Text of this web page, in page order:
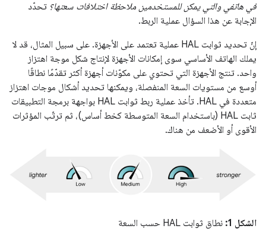
في هاتفي والتي يمكن للمستخدمين ملاحظة اختلافات سعتها؟ تحدّد
الإجابة عن هذا السؤال عملية الربط.
إنّ تحديد ثوابت HAL عملية تعتمد على الأجهزة. على سبيل المثال، قد لا
يملك الهاتف الأساسي سوى إمكانات الأجهزة لإنتاج شكل موجة اهتزاز
واحد. تنتج الأجهزة التي تحتوي على مكوّنات أجهزة أكثر تقدّمًا نطاقًا
أوسع من مستويات السعة المنفصلة، ويمكنها تحديد أشكال موجات اهتزاز
متعددة في HAL. تأخذ عملية ربط ثوابت HAL بواجهة برمجة التطبيقات
ثابت HAL (باستخدام السعة المتوسطة كخط أساس)، ثم ترتّب المؤثرات
الأقوى أو الأضعف من هناك.
الشكل 1:
نطاق ثوابت HAL حسب السعة